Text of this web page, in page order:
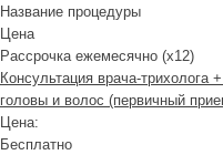
Название процедуры
Цена
Рассрочка ежемесячно (x12)
Консультация врача-трихолога
головы и волос (первичный
Цена:
Бесплатно